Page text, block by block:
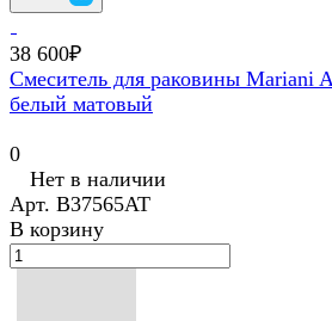
38 600₽
Смеситель для раковины Mariani
белый матовый
0
Нет в наличии
Арт. В37565AT
В корзину